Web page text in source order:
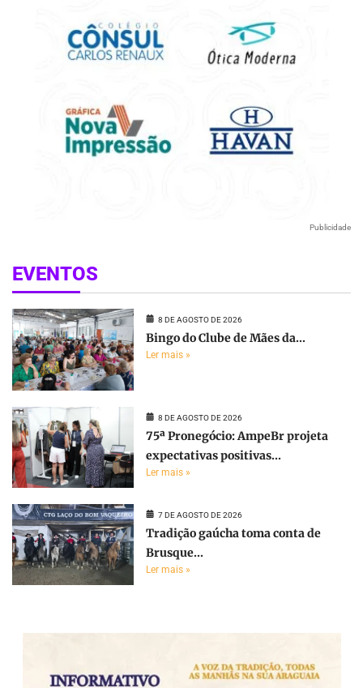
Publicidade
EVENTOS
8 DE AGOSTO DE 2026
Bingo do Clube de Mães da...
Ler mais »
8 DE AGOSTO DE 2026
75ª Pronegócio: AmpeBr projeta
expectativas positivas...
Ler mais »
7 DE AGOSTO DE 2026
Tradição gaúcha toma conta de
Brusque...
Ler mais »